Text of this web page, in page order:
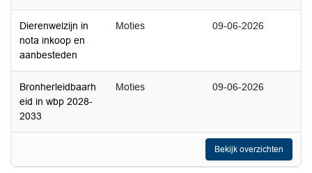
Dierenwelzijn in
nota inkoop en
aanbesteden
Moties 09-06-2026
Bronherleidbaarh
eid in wbp 2028-
2033
Moties 09-06-2026
Bekijk overzichten